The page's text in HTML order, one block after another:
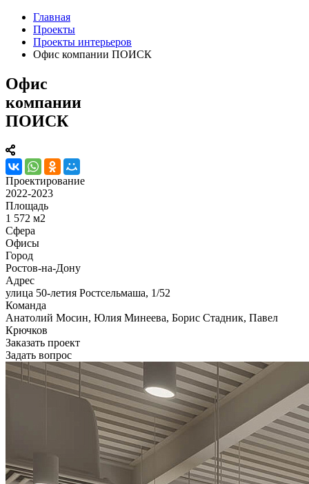
Главная
Проекты
Проекты интерьеров
Офис компании ПОИСК
Офис
компании
ПОИСК
Проектирование
2022-2023
Площадь
1 572 м2
Сфера
Офисы
Город
Ростов-на-Дону
Адрес
улица 50-летия Ростсельмаша, 1/52
Команда
Анатолий Мосин, Юлия Минеева, Борис Стадник, Павел
Крючков
Заказать проект
Задать вопрос